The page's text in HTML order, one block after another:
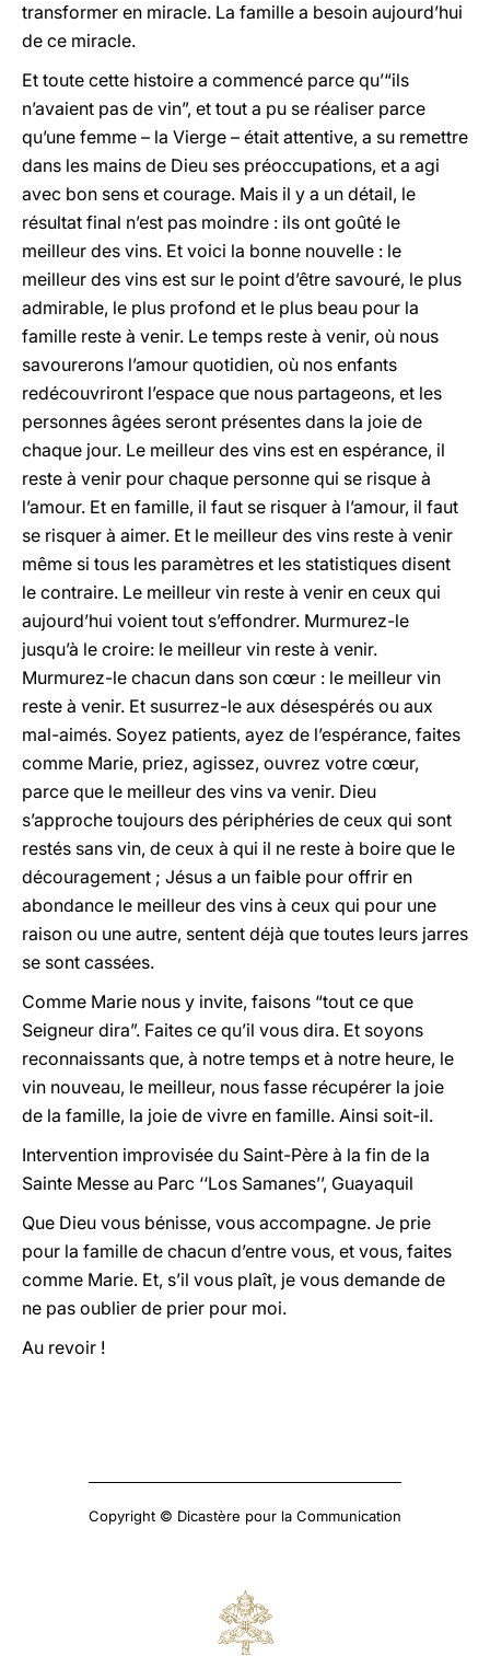
transformer en miracle. La famille a besoin aujourd’hui
de ce miracle.
Et toute cette histoire a commencé parce qu’“ils
n’avaient pas de vin”, et tout a pu se réaliser parce
qu’une femme – la Vierge – était attentive, a su remettre
dans les mains de Dieu ses préoccupations, et a agi
avec bon sens et courage. Mais il y a un détail, le
résultat final n’est pas moindre : ils ont goûté le
meilleur des vins. Et voici la bonne nouvelle : le
meilleur des vins est sur le point d’être savouré, le plus
admirable, le plus profond et le plus beau pour la
famille reste à venir. Le temps reste à venir, où nous
savourerons l’amour quotidien, où nos enfants
redécouvriront l’espace que nous partageons, et les
personnes âgées seront présentes dans la joie de
chaque jour. Le meilleur des vins est en espérance, il
reste à venir pour chaque personne qui se risque à
l’amour. Et en famille, il faut se risquer à l’amour, il faut
se risquer à aimer. Et le meilleur des vins reste à venir
même si tous les paramètres et les statistiques disent
le contraire. Le meilleur vin reste à venir en ceux qui
aujourd’hui voient tout s’effondrer. Murmurez-le
jusqu’à le croire: le meilleur vin reste à venir.
Murmurez-le chacun dans son cœur : le meilleur vin
reste à venir. Et susurrez-le aux désespérés ou aux
mal-aimés. Soyez patients, ayez de l’espérance, faites
comme Marie, priez, agissez, ouvrez votre cœur,
parce que le meilleur des vins va venir. Dieu
s’approche toujours des périphéries de ceux qui sont
restés sans vin, de ceux à qui il ne reste à boire que le
découragement ; Jésus a un faible pour offrir en
abondance le meilleur des vins à ceux qui pour une
raison ou une autre, sentent déjà que toutes leurs jarres
se sont cassées.
Comme Marie nous y invite, faisons “tout ce que
Seigneur dira”. Faites ce qu’il vous dira. Et soyons
reconnaissants que, à notre temps et à notre heure, le
vin nouveau, le meilleur, nous fasse récupérer la joie
de la famille, la joie de vivre en famille. Ainsi soit-il.
Intervention improvisée du Saint-Père à la fin de la
Sainte Messe au Parc ‘‘Los Samanes’’, Guayaquil
Que Dieu vous bénisse, vous accompagne. Je prie
pour la famille de chacun d’entre vous, et vous, faites
comme Marie. Et, s’il vous plaît, je vous demande de
ne pas oublier de prier pour moi.
Au revoir !
Copyright © Dicastère pour la Communication